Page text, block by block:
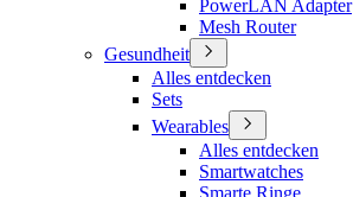
PowerLAN Adapter
Mesh Router
Gesundheit
Alles entdecken
Sets
Wearables
Alles entdecken
Smartwatches
Smarte Ringe